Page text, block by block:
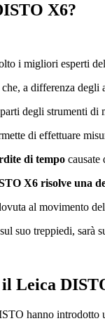
X6?
i migliori esperti
a differenza degli
degli strumenti di
di effettuare
di tempo causate
X6 risolve una
al movimento
suo treppiedi, sarà
Leica
hanno introdotto